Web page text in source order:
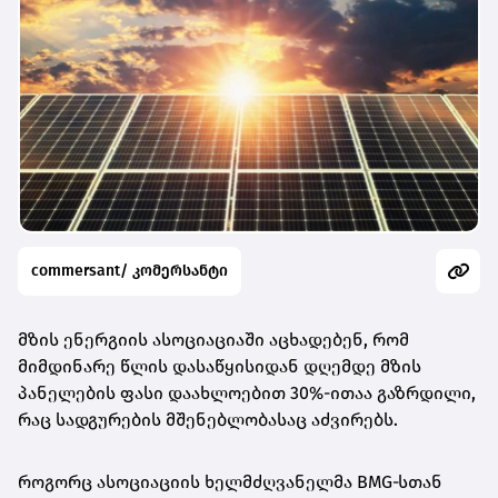
commersant/ კომერსანტი
მზის ენერგიის ასოციაციაში აცხადებენ, რომ
მიმდინარე წლის დასაწყისიდან დღემდე მზის
პანელების ფასი დაახლოებით 30%-ითაა გაზრდილი,
რაც სადგურების მშენებლობასაც აძვირებს.
როგორც ასოციაციის ხელმძღვანელმა BMG‑სთან